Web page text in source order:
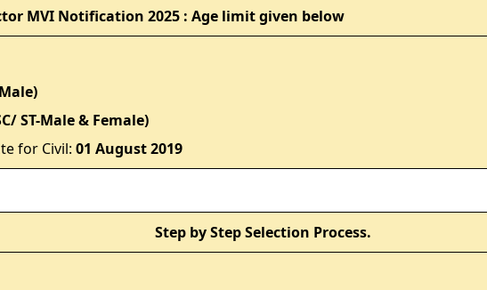
MVI Notification 2025 : Age limit given below
ST-Male & Female)
for Civil: 01 August 2019
Step by Step Selection Process.